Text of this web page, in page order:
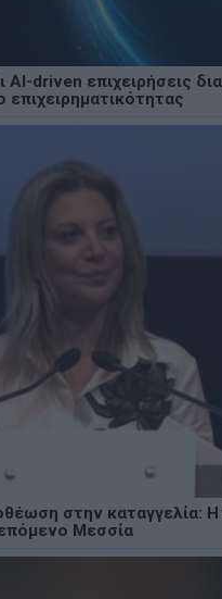
AI-driven επιχειρήσεις
στην καταγγελία:
Μεσσία